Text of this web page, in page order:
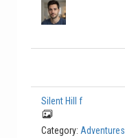
Silent Hill f
Category: Adventures